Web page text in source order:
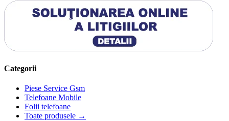
Categorii
Piese Service Gsm
Telefoane Mobile
Folii telefoane
Toate produsele →